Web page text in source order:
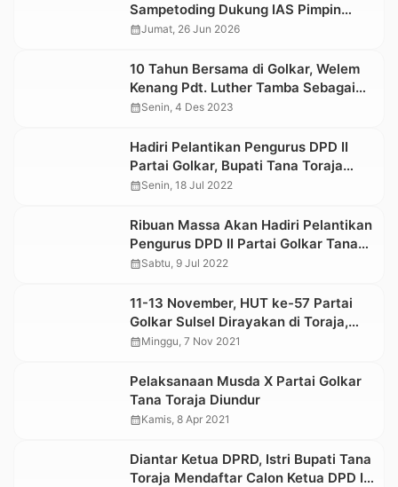
Sampetoding Dukung IAS Pimpin
Golkar Sulsel
calendar_monthJumat, 26 Jun 2026
10 Tahun Bersama di Golkar, Welem
Kenang Pdt. Luther Tamba Sebagai
Sosok Disiplin
calendar_monthSenin, 4 Des 2023
Hadiri Pelantikan Pengurus DPD II
Partai Golkar, Bupati Tana Toraja
“Curhat” Soal Penyakit Mulut dan
calendar_monthSenin, 18 Jul 2022
Ribuan Massa Akan Hadiri Pelantikan
Pengurus DPD II Partai Golkar Tana
Toraja
calendar_monthSabtu, 9 Jul 2022
11-13 November, HUT ke-57 Partai
Golkar Sulsel Dirayakan di Toraja,
Berikut Rundown Acaranya
calendar_monthMinggu, 7 Nov 2021
Pelaksanaan Musda X Partai Golkar
Tana Toraja Diundur
calendar_monthKamis, 8 Apr 2021
Diantar Ketua DPRD, Istri Bupati Tana
Toraja Mendaftar Calon Ketua DPD II